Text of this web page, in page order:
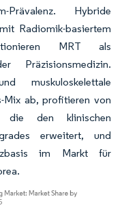
Prävalenz. Hybride
Radiomik-basiertem
MRT als
Präzisionsmedizin.
muskuloskelettale
Mix ab, profitieren von
die den klinischen
erweitert, und
im Markt für